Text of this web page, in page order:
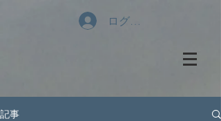
ログイン
記事